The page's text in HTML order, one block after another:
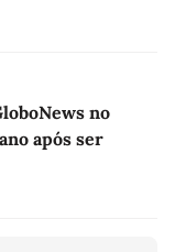
no
após ser